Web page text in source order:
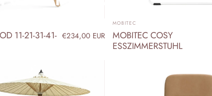
Sie Einrichtungslösungen, die Design und Funktion vereinen.
11-21-31-41- €234,00 EUR
ANBIETER:
MOBITEC
MOBITEC COSY
ESSZIMMERSTUHL